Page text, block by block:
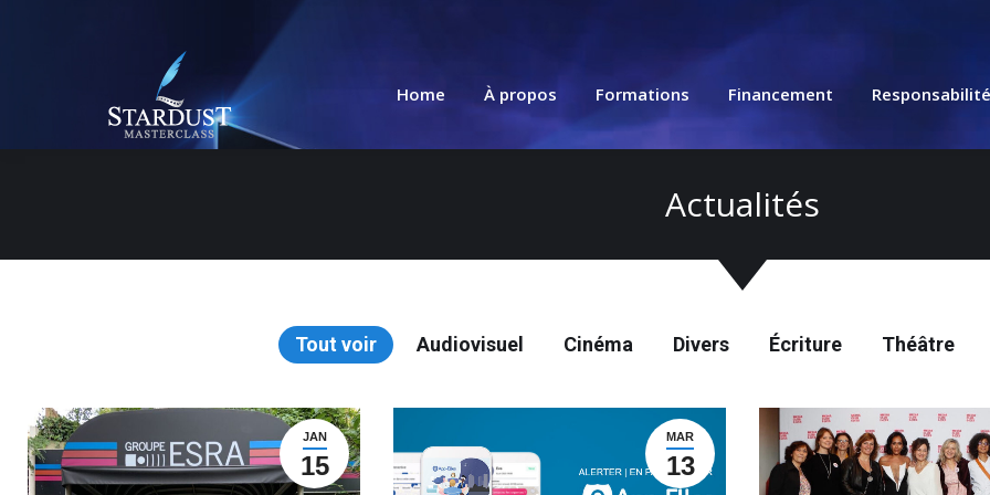
Home À propos Formations Financement Responsabilité
Actualités
Tout voir Audiovisuel Cinéma Divers Écriture Théâtre
JAN
15
MAR
13